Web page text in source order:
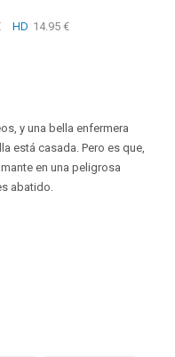
HD 14.95 €
y una bella enfermera
está casada. Pero es que,
en una peligrosa
abatido.